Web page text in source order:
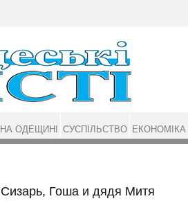
Сизарь, Гоша и дядя Митя
НА ОДЕЩИНІ СУСПІЛЬСТВО ЕКОНОМІКА